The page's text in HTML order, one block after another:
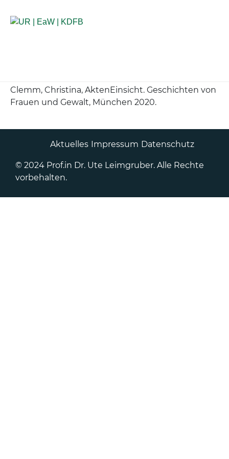
Clemm, Christina, AktenEinsicht. Geschichten von
Frauen und Gewalt, München 2020.
Aktuelles Impressum Datenschutz
© 2024 Prof.in Dr. Ute Leimgruber. Alle Rechte
vorbehalten.